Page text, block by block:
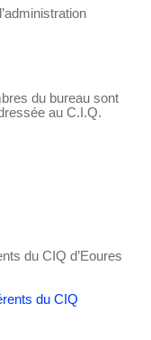
du bureau sont
au C.I.Q.
du CIQ d’Eoures